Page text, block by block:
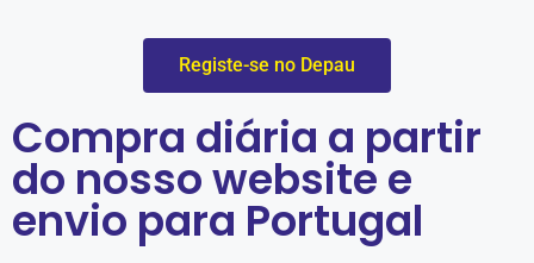
Registe-se no Depau
Compra diária a partir
do nosso website e
envio para Portugal